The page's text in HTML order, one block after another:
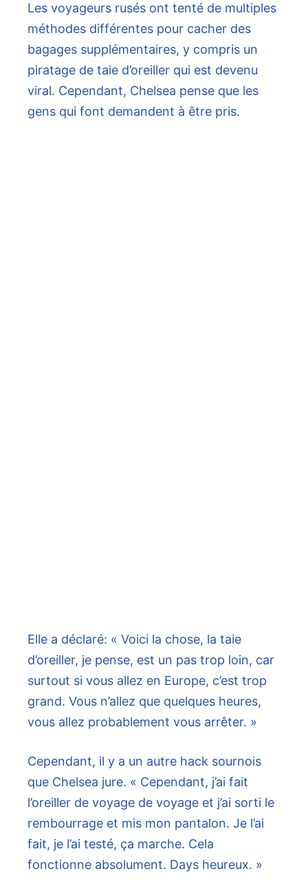
Les voyageurs rusés ont tenté de multiples
méthodes différentes pour cacher des
bagages supplémentaires, y compris un
piratage de taie d’oreiller qui est devenu
viral. Cependant, Chelsea pense que les
gens qui font demandent à être pris.
Elle a déclaré: « Voici la chose, la taie
d’oreiller, je pense, est un pas trop loin, car
surtout si vous allez en Europe, c’est trop
grand. Vous n’allez que quelques heures,
vous allez probablement vous arrêter. »
Cependant, il y a un autre hack sournois
que Chelsea jure. « Cependant, j’ai fait
l’oreiller de voyage de voyage et j’ai sorti le
rembourrage et mis mon pantalon. Je l’ai
fait, je l’ai testé, ça marche. Cela
fonctionne absolument. Days heureux. »